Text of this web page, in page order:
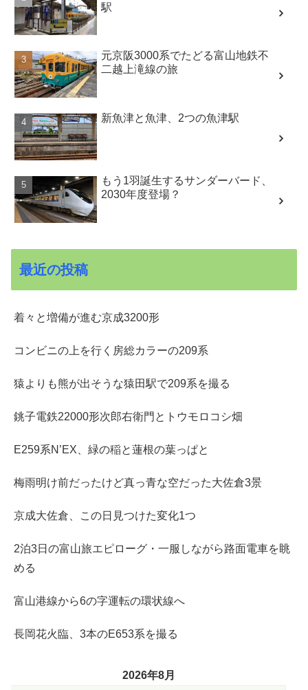
駅
元京阪3000系でたどる富山地鉄不
二越上滝線の旅
新魚津と魚津、2つの魚津駅
もう1羽誕生するサンダーバード、
2030年度登場？
最近の投稿
着々と増備が進む京成3200形
コンビニの上を行く房総カラーの209系
猿よりも熊が出そうな猿田駅で209系を撮る
銚子電鉄22000形次郎右衛門とトウモロコシ畑
E259系N’EX、緑の稲と蓮根の葉っぱと
梅雨明け前だったけど真っ青な空だった大佐倉3景
京成大佐倉、この日見つけた変化1つ
2泊3日の富山旅エピローグ・一服しながら路面電車を眺
める
富山港線から6の字運転の環状線へ
長岡花火臨、3本のE653系を撮る
2026年8月